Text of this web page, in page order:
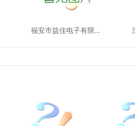
福安市益佳电子有限公司